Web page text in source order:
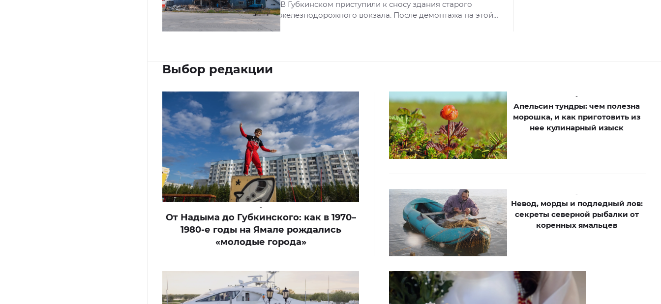
устойчивом развитии регионов.
В Губкинском приступили к сносу здания старого
железнодорожного вокзала. После демонтажа на этой
Выбор редакции
-
От Надыма до Губкинского: как в 1970–
1980-е годы на Ямале рождались
«молодые города»
-
Апельсин тундры: чем полезна
морошка, и как приготовить из
нее кулинарный изыск
-
Невод, морды и подледный лов:
секреты северной рыбалки от
коренных ямальцев